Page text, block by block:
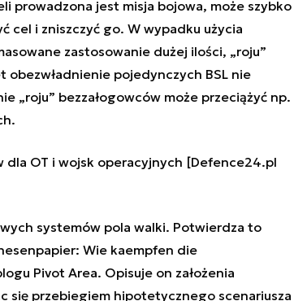
prowadzona jest misja bojowa, może szybko
cel i zniszczyć go. W wypadku użycia
zastosowanie dużej ilości, „roju”
pojedynczych BSL nie
„roju” bezzałogowców może przeciążyć np.
dla OT i wojsk operacyjnych [Defence24.pl
systemów pola walki. Potwierdza to
Wie kaempfen die
Pivot Area. Opisuje on założenia
się przebiegiem hipotetycznego scenariusza